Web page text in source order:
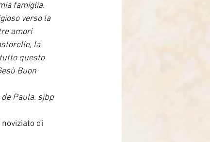
famiglia.
verso la
amori
la
questo
Buon
Paula. sjbp
di